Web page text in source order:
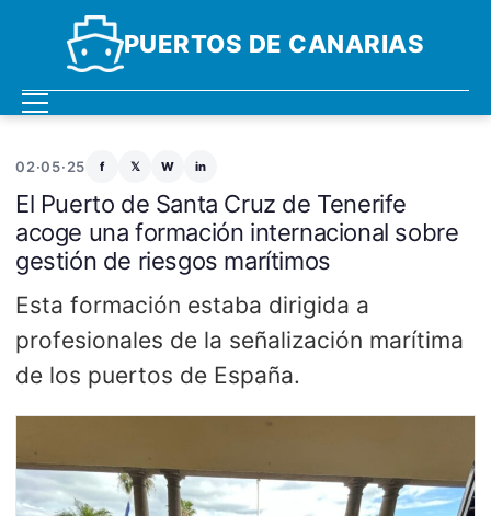
PUERTOS DE CANARIAS
02·05·25 f 𝕏 W in
El Puerto de Santa Cruz de Tenerife
acoge una formación internacional sobre
gestión de riesgos marítimos
Esta formación estaba dirigida a
profesionales de la señalización marítima
de los puertos de España.